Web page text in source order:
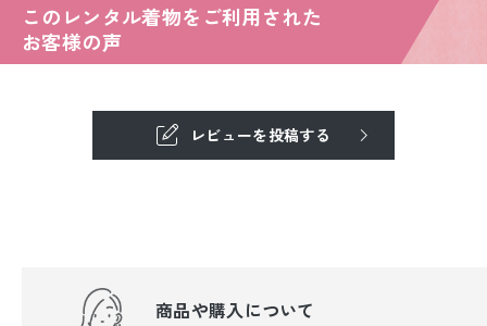
このレンタル着物をご利用された
お客様の声
レビューを投稿する
商品や購入について